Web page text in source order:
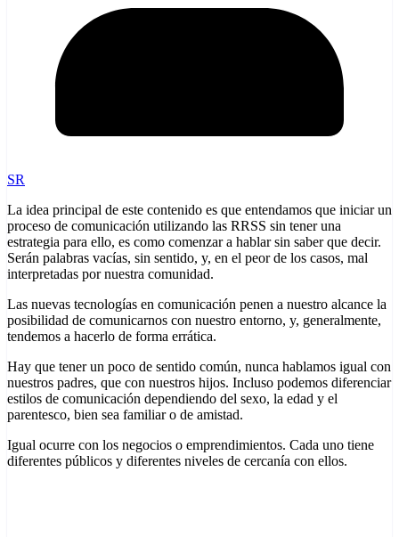
SR
La idea principal de este contenido es que entendamos que iniciar un
proceso de comunicación utilizando las RRSS sin tener una
estrategia para ello, es como comenzar a hablar sin saber que decir.
Serán palabras vacías, sin sentido, y, en el peor de los casos, mal
interpretadas por nuestra comunidad.
Las nuevas tecnologías en comunicación penen a nuestro alcance la
posibilidad de comunicarnos con nuestro entorno, y, generalmente,
tendemos a hacerlo de forma errática.
Hay que tener un poco de sentido común, nunca hablamos igual con
nuestros padres, que con nuestros hijos. Incluso podemos diferenciar
estilos de comunicación dependiendo del sexo, la edad y el
parentesco, bien sea familiar o de amistad.
Igual ocurre con los negocios o emprendimientos. Cada uno tiene
diferentes públicos y diferentes niveles de cercanía con ellos.